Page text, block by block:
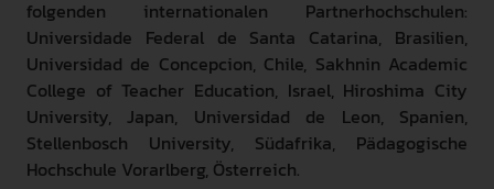
folgenden internationalen Partnerhochschulen:
Universidade Federal de Santa Catarina, Brasilien,
Universidad de Concepcion, Chile, Sakhnin Academic
College of Teacher Education, Israel, Hiroshima City
University, Japan, Universidad de Leon, Spanien,
Stellenbosch University, Südafrika, Pädagogische
Hochschule Vorarlberg, Österreich.